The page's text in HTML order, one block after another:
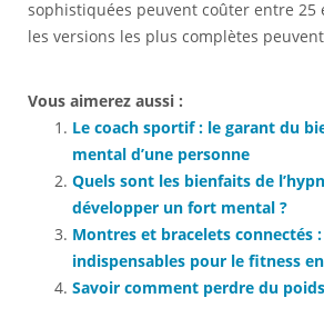
sophistiquées peuvent coûter entre 25
les versions les plus complètes
Vous aimerez aussi :
Le coach sportif : le garant du
mental d’une personne
Quels sont les bienfaits de
développer un fort mental ?
Montres et bracelets connectés :
indispensables pour le fitness
Savoir comment perdre du